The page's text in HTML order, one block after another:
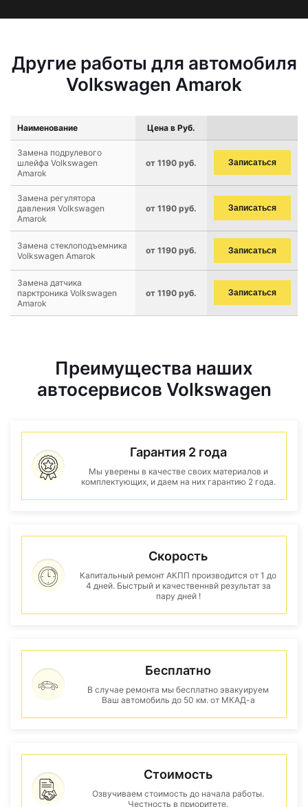
Другие работы для автомобиля
Volkswagen Amarok
Наименование Цена в Руб.
Замена подрулевого
шлейфа Volkswagen
Amarok
от 1190 руб. Записаться
Замена регулятора
давления Volkswagen
Amarok
от 1190 руб. Записаться
Замена стеклоподъемника
Volkswagen Amarok
от 1190 руб. Записаться
Замена датчика
парктроника Volkswagen
Amarok
от 1190 руб. Записаться
Преимущества наших
автосервисов Volkswagen
Гарантия 2 года
Мы уверены в качестве своих материалов и
комплектующих, и даем на них гарантию 2 года.
Скорость
Капитальный ремонт АКПП производится от 1 до
4 дней. Быстрый и качественнвй результат за
пару дней !
Бесплатно
В случае ремонта мы бесплатно эвакуируем
Ваш автомобиль до 50 км. от МКАД-а
Стоимость
Озвучиваем стоимость до начала работы.
Честность в приоритете.